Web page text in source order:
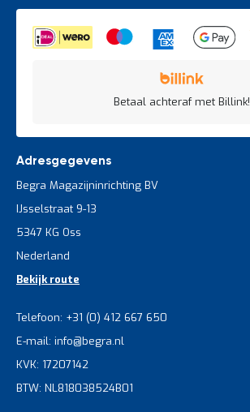
Betaal achteraf met Billink!
Adresgegevens
Begra Magazijninrichting BV
IJsselstraat 9-13
5347 KG Oss
Nederland
Bekijk route
Telefoon: +31 (0) 412 667 650
E-mail: info@begra.nl
KVK: 17207142
BTW: NL818038524B01